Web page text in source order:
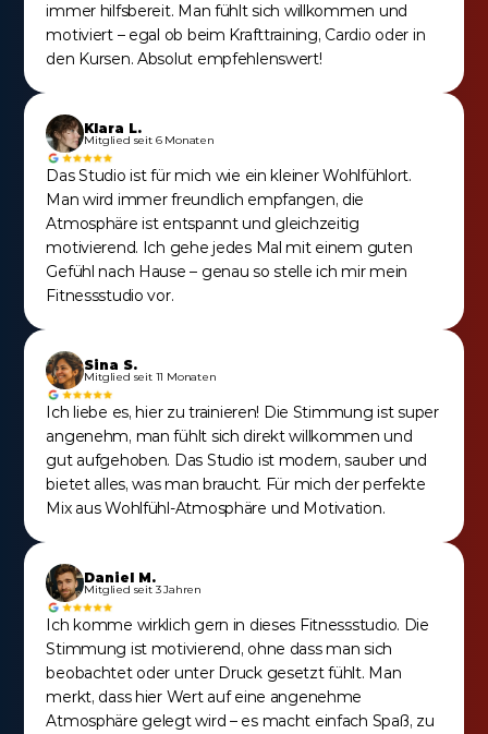
immer hilfsbereit. Man fühlt sich willkommen und
motiviert – egal ob beim Krafttraining, Cardio oder in
den Kursen. Absolut empfehlenswert!
Klara L.
Mitglied seit 6 Monaten
Das Studio ist für mich wie ein kleiner Wohlfühlort.
Man wird immer freundlich empfangen, die
Atmosphäre ist entspannt und gleichzeitig
motivierend. Ich gehe jedes Mal mit einem guten
Gefühl nach Hause – genau so stelle ich mir mein
Fitnessstudio vor.
Sina S.
Mitglied seit 11 Monaten
Ich liebe es, hier zu trainieren! Die Stimmung ist super
angenehm, man fühlt sich direkt willkommen und
gut aufgehoben. Das Studio ist modern, sauber und
bietet alles, was man braucht. Für mich der perfekte
Mix aus Wohlfühl-Atmosphäre und Motivation.
Daniel M.
Mitglied seit 3 Jahren
Ich komme wirklich gern in dieses Fitnessstudio. Die
Stimmung ist motivierend, ohne dass man sich
beobachtet oder unter Druck gesetzt fühlt. Man
merkt, dass hier Wert auf eine angenehme
Atmosphäre gelegt wird – es macht einfach Spaß, zu